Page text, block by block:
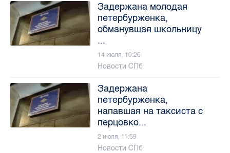
Задержана молодая
петербурженка,
обманувшая школьницу
...
14 июля, 10:26
Новости СПб
Задержана
петербурженка,
напавшая на таксиста с
перцовко...
2 июля, 11:59
Новости СПб